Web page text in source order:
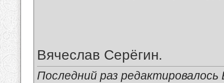
Вячеслав Серёгин.
Последний раз